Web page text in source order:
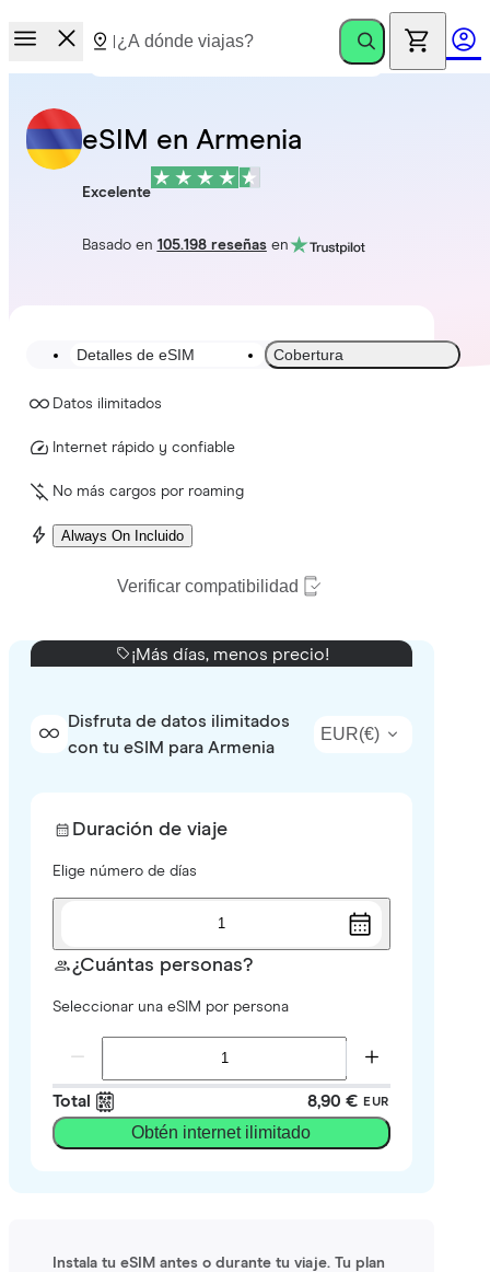
eSIM en Armenia
Excelente
Basado en 105.198 reseñasen
Detalles de eSIM Cobertura
Datos ilimitados
Internet rápido y confiable
No más cargos por roaming
Always On Incluido
Verificar compatibilidad
¡Más días, menos precio!
Disfruta de datos ilimitados
con tu eSIM para Armenia
EUR(€)
Duración de viaje
Elige número de días
1
¿Cuántas personas?
Seleccionar una eSIM por persona
Total 8,90 € EUR
Obtén internet ilimitado
Instala tu eSIM antes o durante tu viaje. Tu plan